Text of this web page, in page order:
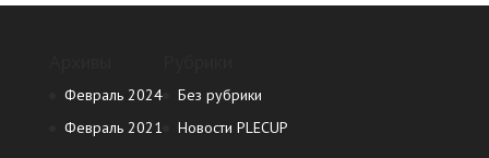
Февраль 2024
Февраль 2021
Без рубрики
Новости PLECUP